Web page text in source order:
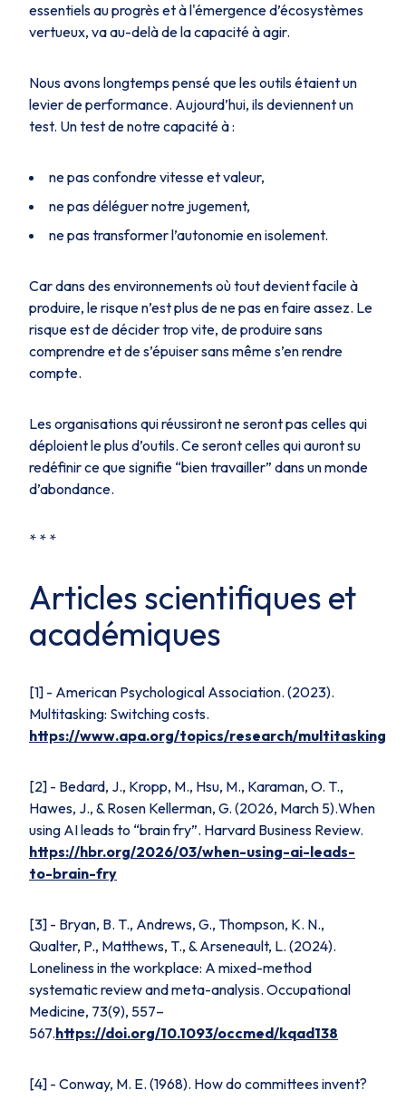
essentiels au progrès et à l'émergence d’écosystèmes
vertueux, va au-delà de la capacité à agir.
Nous avons longtemps pensé que les outils étaient un
levier de performance. Aujourd’hui, ils deviennent un
test. Un test de notre capacité à :
ne pas confondre vitesse et valeur,
ne pas déléguer notre jugement,
ne pas transformer l’autonomie en isolement.
Car dans des environnements où tout devient facile à
produire, le risque n’est plus de ne pas en faire assez. Le
risque est de décider trop vite, de produire sans
comprendre et de s’épuiser sans même s’en rendre
compte.
Les organisations qui réussiront ne seront pas celles qui
déploient le plus d’outils. Ce seront celles qui auront su
redéfinir ce que signifie “bien travailler” dans un monde
d’abondance.
* * *
Articles scientifiques et
académiques
[1] - American Psychological Association. (2023).
Multitasking: Switching costs.
https://www.apa.org/topics/research/multitasking
[2] - Bedard, J., Kropp, M., Hsu, M., Karaman, O. T.,
Hawes, J., & Rosen Kellerman, G. (2026, March 5).When
using AI leads to “brain fry”. Harvard Business Review.
https://hbr.org/2026/03/when-using-ai-leads-
to-brain-fry
[3] - Bryan, B. T., Andrews, G., Thompson, K. N.,
Qualter, P., Matthews, T., & Arseneault, L. (2024).
Loneliness in the workplace: A mixed-method
systematic review and meta-analysis. Occupational
Medicine, 73(9), 557–
567.https://doi.org/10.1093/occmed/kqad138
[4] - Conway, M. E. (1968). How do committees invent?